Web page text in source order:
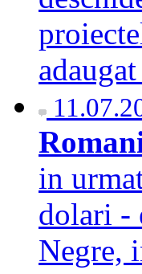
in
dolari -
Negre,